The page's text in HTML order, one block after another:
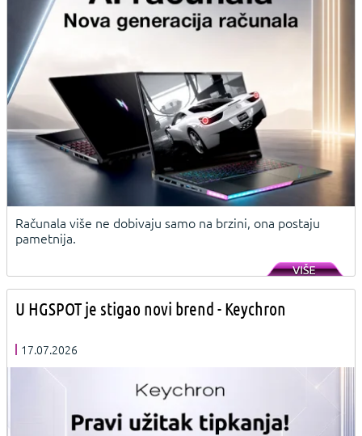
Računala više ne dobivaju samo na brzini, ona postaju
pametnija.
U HGSPOT je stigao novi brend - Keychron
17.07.2026